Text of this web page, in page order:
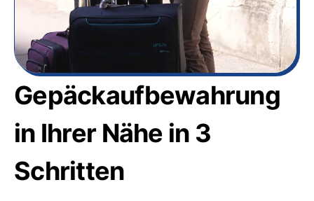
Gepäckaufbewahrung
in Ihrer Nähe in 3
Schritten